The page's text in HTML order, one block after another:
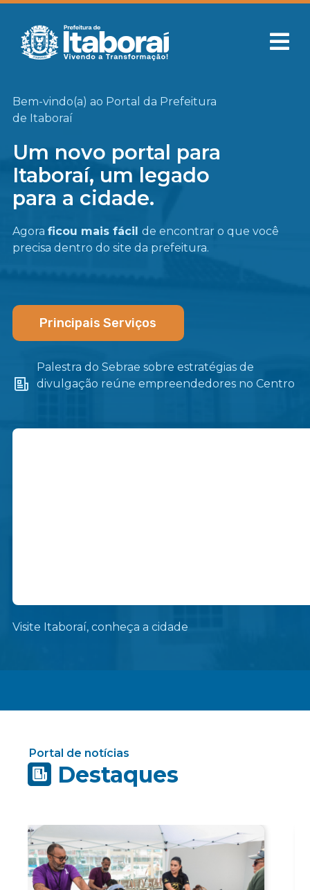
Bem-vindo(a) ao Portal da Prefeitura
de Itaboraí
Um novo portal para
Itaboraí, um legado
para a cidade.
Agora ficou mais fácil de encontrar o que você
precisa dentro do site da prefeitura.
Principais Serviços
Palestra do Sebrae sobre estratégias de
divulgação reúne empreendedores no Centro
Visite Itaboraí, conheça a cidade
Portal de notícias
Destaques